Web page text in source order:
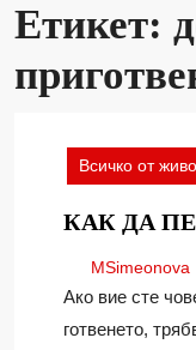
Етикет:
Всичко от
КАК ДА
MSimeonova
Ако вие сте човекът в къщата, който следи за
готвенето,